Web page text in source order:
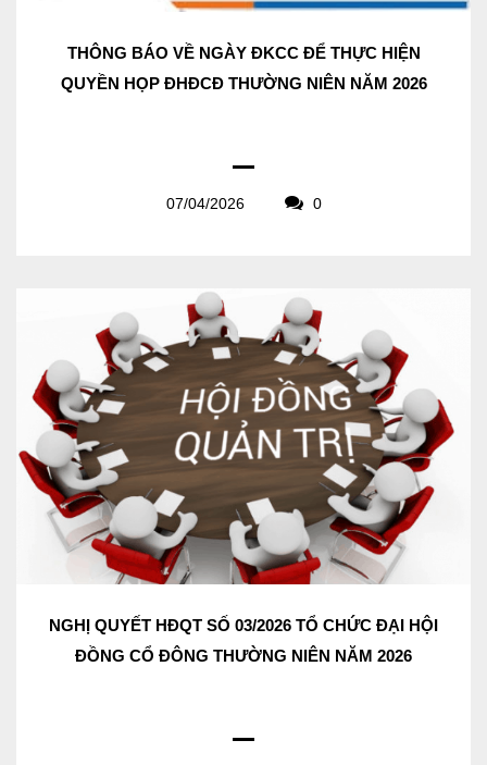
THÔNG BÁO VỀ NGÀY ĐKCC ĐỂ THỰC HIỆN
QUYỀN HỌP ĐHĐCĐ THƯỜNG NIÊN NĂM 2026
07/04/2026 0
NGHỊ QUYẾT HĐQT SỐ 03/2026 TỔ CHỨC ĐẠI HỘI
ĐỒNG CỔ ĐÔNG THƯỜNG NIÊN NĂM 2026